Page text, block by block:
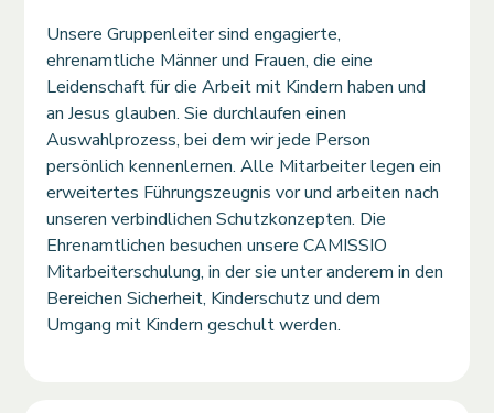
Unsere Gruppenleiter sind engagierte,
ehrenamtliche Männer und Frauen, die eine
Leidenschaft für die Arbeit mit Kindern haben und
an Jesus glauben. Sie durchlaufen einen
Auswahlprozess, bei dem wir jede Person
persönlich kennenlernen. Alle Mitarbeiter legen ein
erweitertes Führungszeugnis vor und arbeiten nach
unseren verbindlichen Schutzkonzepten. Die
Ehrenamtlichen besuchen unsere CAMISSIO
Mitarbeiterschulung, in der sie unter anderem in den
Bereichen Sicherheit, Kinderschutz und dem
Umgang mit Kindern geschult werden.